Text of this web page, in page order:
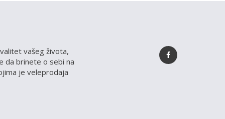
vašeg života,
da brinete o sebi na
je veleprodaja